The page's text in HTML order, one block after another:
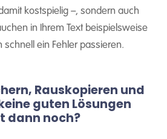
kostspielig –, sondern auch
in Ihrem Text beispielsweise
schnell ein Fehler passieren.
Rauskopieren und
guten Lösungen
dann noch?